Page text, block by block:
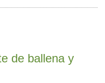
de ballena y